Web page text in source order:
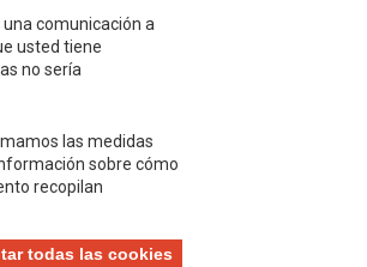
comunicación a
usted tiene
no sería
las medidas
sobre cómo
recopilan
todas las cookies
la política de protección de
privacidad
mediante los medios facilitados.